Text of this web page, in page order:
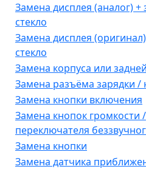
Замена дисплея (аналог)
стекло
Замена дисплея
стекло
Замена корпуса или
Замена разъёма зарядки /
Замена кнопки включения
Замена кнопок громкости /
переключателя
Замена кнопки
Замена датчика